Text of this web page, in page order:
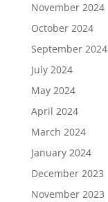
November 2024
October 2024
September 2024
July 2024
May 2024
April 2024
March 2024
January 2024
December 2023
November 2023